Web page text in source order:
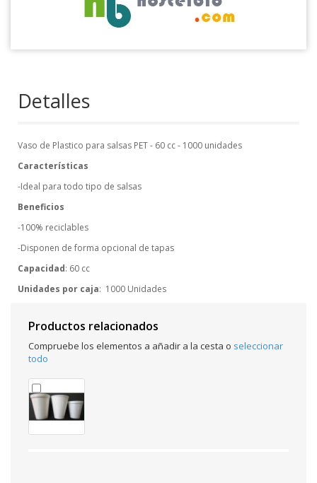
Detalles
Vaso de Plastico para salsas PET - 60 cc - 1000 unidades
Características
-Ideal para todo tipo de salsas
Beneficios
-100% reciclables
-Disponen de forma opcional de tapas
Capacidad: 60 cc
Unidades por caja: 1000 Unidades
Productos relacionados
Compruebe los elementos a añadir a la cesta o seleccionar
todo